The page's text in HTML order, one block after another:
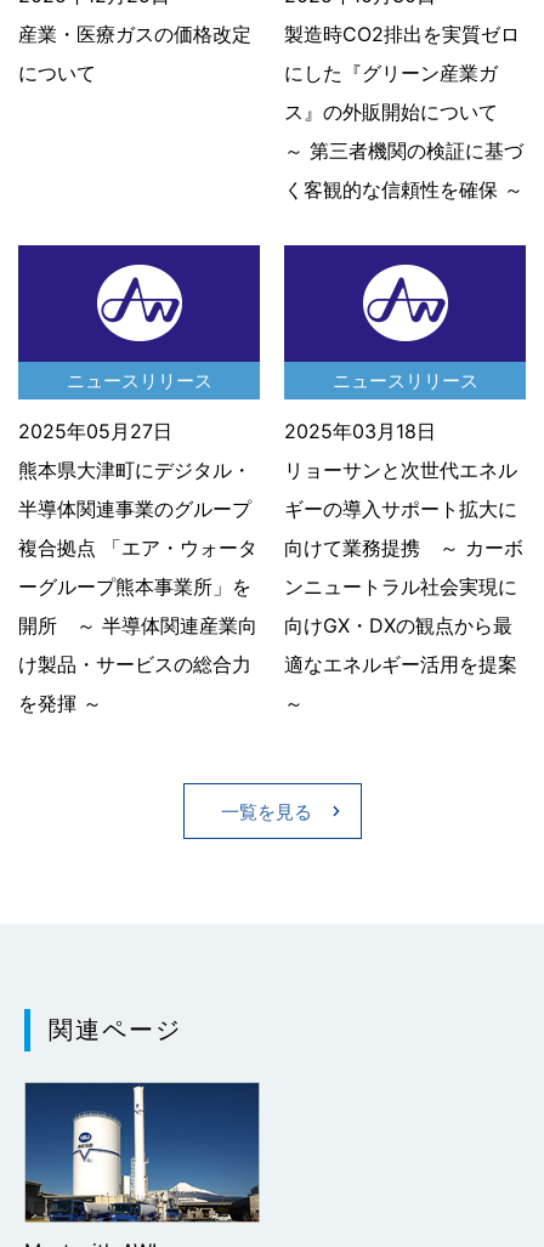
産業・医療ガスの価格改定
について
製造時CO2排出を実質ゼロ
にした『グリーン産業ガ
ス』の外販開始について
～ 第三者機関の検証に基づ
く客観的な信頼性を確保 ～
2025年05月27日
ニュースリリース
熊本県大津町にデジタル・
半導体関連事業のグループ
複合拠点 「エア・ウォータ
ーグループ熊本事業所」を
開所 ～ 半導体関連産業向
け製品・サービスの総合力
を発揮 ～
2025年03月18日
ニュースリリース
リョーサンと次世代エネル
ギーの導入サポート拡大に
向けて業務提携 ～ カーボ
ンニュートラル社会実現に
向けGX・DXの観点から最
適なエネルギー活用を提案
～
一覧を見る
関連ページ